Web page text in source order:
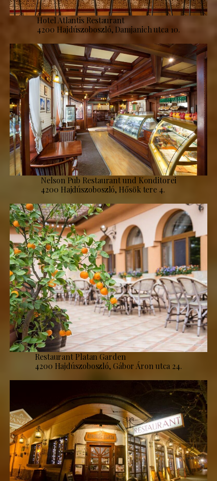
Hotel Atlantis Restaurant
4200 Hajdúszoboszló, Damjanich utca 10.
Nelson Pub Restaurant und Konditorei
4200 Hajdúszoboszló, Hősök tere 4.
Restaurant Platan Garden
4200 Hajdúszoboszló, Gábor Áron utca 24.